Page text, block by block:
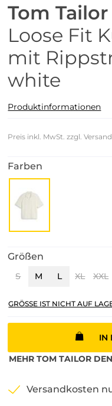
Tom
Loose Fit
mit
white
Produktinformationen
Preis inkl. MwSt. zzgl. Versand
Farben
Größen
S M L XL XXL
GRÖSSE IST NICHT AUF
IN
MEHR TOM TAILOR
Versandkosten